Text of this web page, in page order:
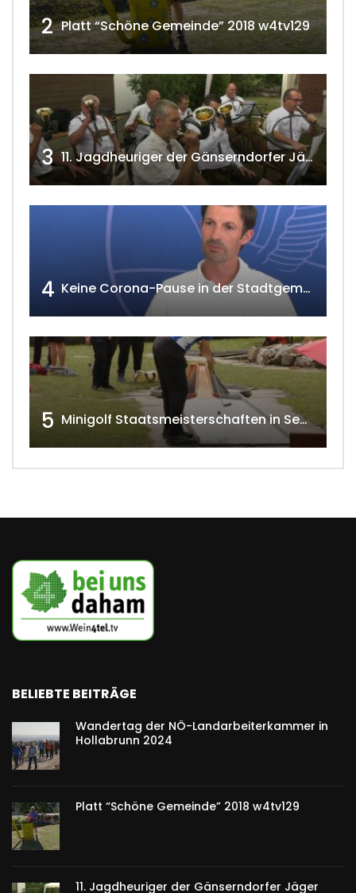
2 Platt “Schöne Gemeinde” 2018 w4tv129
3 11. Jagdheuriger der Gänserndorfer Jäger 2020 w4tv166
4 Keine Corona-Pause in der Stadtgemeinde Gänserndorf Teil 1. w4tv173-2021
5 Minigolf Staatsmeisterschaften in Seefeld-Kadolz w4tv174
BELIEBTE BEITRÄGE
Wandertag der NÖ-Landarbeiterkammer in
Hollabrunn 2024
Platt “Schöne Gemeinde” 2018 w4tv129
11. Jagdheuriger der Gänserndorfer Jäger